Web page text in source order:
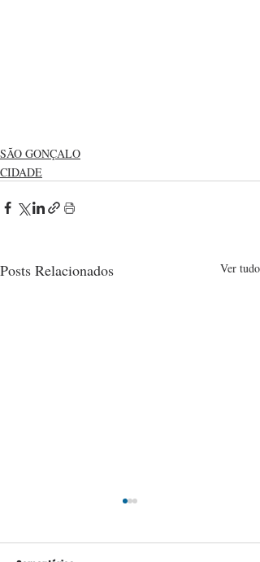
SÃO GONÇALO
CIDADE
Posts Relacionados Ver tudo